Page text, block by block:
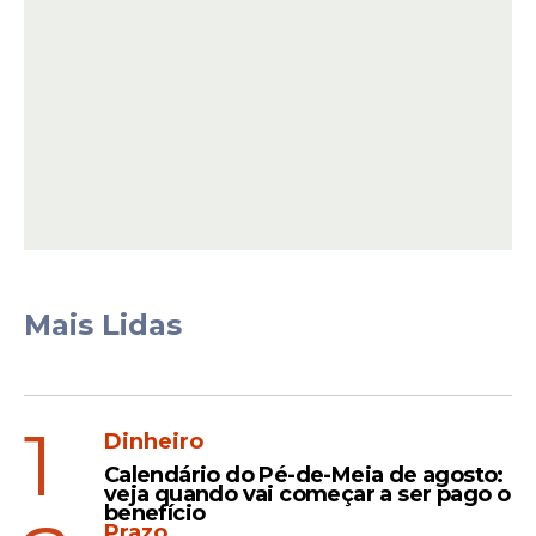
Mais Lidas
1
Dinheiro
Calendário do Pé-de-Meia de agosto:
veja quando vai começar a ser pago o
benefício